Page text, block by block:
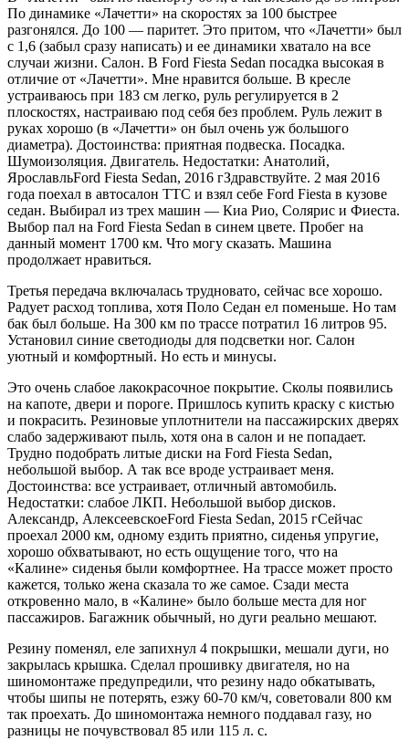
По динамике «Лачетти» на скоростях за 100 быстрее
разгонялся. До 100 — паритет. Это притом, что «Лачетти» был
с 1,6 (забыл сразу написать) и ее динамики хватало на все
случаи жизни. Салон. В Ford Fiesta Sedan посадка высокая в
отличие от «Лачетти». Мне нравится больше. В кресле
устраиваюсь при 183 см легко, руль регулируется в 2
плоскостях, настраиваю под себя без проблем. Руль лежит в
руках хорошо (в «Лачетти» он был очень уж большого
диаметра). Достоинства: приятная подвеска. Посадка.
Шумоизоляция. Двигатель. Недостатки: Анатолий,
ЯрославльFord Fiesta Sedan, 2016 гЗдравствуйте. 2 мая 2016
года поехал в автосалон ТТС и взял себе Ford Fiesta в кузове
седан. Выбирал из трех машин — Киа Рио, Солярис и Фиеста.
Выбор пал на Ford Fiesta Sedan в синем цвете. Пробег на
данный момент 1700 км. Что могу сказать. Машина
продолжает нравиться.
Третья передача включалась трудновато, сейчас все хорошо.
Радует расход топлива, хотя Поло Седан ел поменьше. Но там
бак был больше. На 300 км по трассе потратил 16 литров 95.
Установил синие светодиоды для подсветки ног. Салон
уютный и комфортный. Но есть и минусы.
Это очень слабое лакокрасочное покрытие. Сколы появились
на капоте, двери и пороге. Пришлось купить краску с кистью
и покрасить. Резиновые уплотнители на пассажирских дверях
слабо задерживают пыль, хотя она в салон и не попадает.
Трудно подобрать литые диски на Ford Fiesta Sedan,
небольшой выбор. А так все вроде устраивает меня.
Достоинства: все устраивает, отличный автомобиль.
Недостатки: слабое ЛКП. Небольшой выбор дисков.
Александр, АлексеевскоеFord Fiesta Sedan, 2015 гСейчас
проехал 2000 км, одному ездить приятно, сиденья упругие,
хорошо обхватывают, но есть ощущение того, что на
«Калине» сиденья были комфортнее. На трассе может просто
кажется, только жена сказала то же самое. Сзади места
откровенно мало, в «Калине» было больше места для ног
пассажиров. Багажник обычный, но дуги реально мешают.
Резину поменял, еле запихнул 4 покрышки, мешали дуги, но
закрылась крышка. Сделал прошивку двигателя, но на
шиномонтаже предупредили, что резину надо обкатывать,
чтобы шипы не потерять, езжу 60-70 км/ч, советовали 800 км
так проехать. До шиномонтажа немного поддавал газу, но
разницы не почувствовал 85 или 115 л. с.